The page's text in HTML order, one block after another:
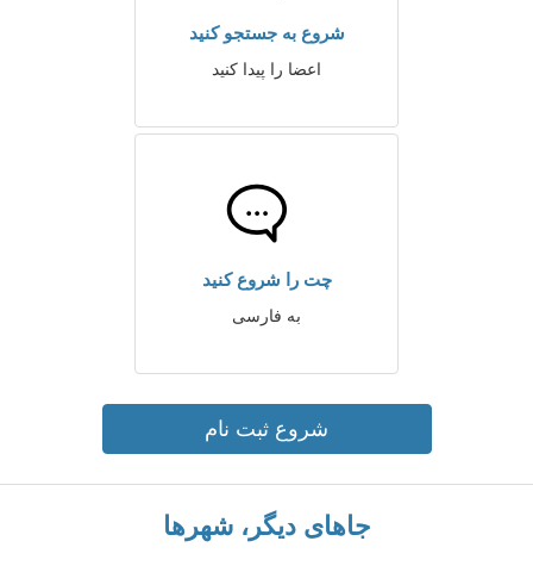
شروع به جستجو کنید
اعضا را پیدا کنید
چت را شروع کنید
به فارسی
شروع ثبت نام
جاهای دیگر، شهرها